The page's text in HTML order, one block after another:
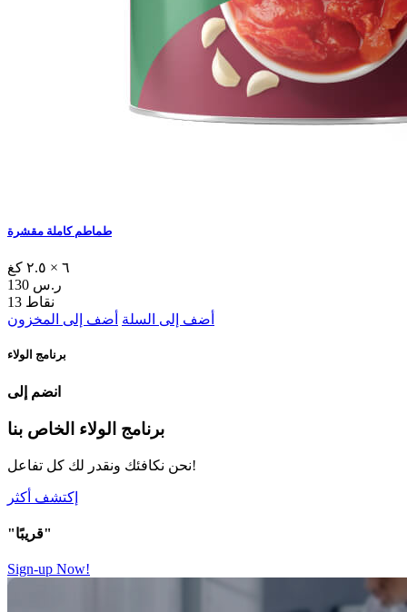
طماطم كاملة مقشرة
٦ × ٢.٥ كغ
130 ر.س
13 نقاط
أضف إلى السلة أضف إلى المخزون
برنامج الولاء
انضم إلى
برنامج الولاء الخاص بنا
نحن نكافئك ونقدر لك كل تفاعل!
إكتشف أكثر
"قريبًا"
Sign-up Now!